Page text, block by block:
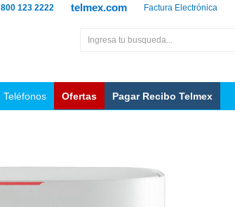
Factura Electrónica
telmex.com
800 123 2222
Teléfonos Ofertas Pagar Recibo Telmex